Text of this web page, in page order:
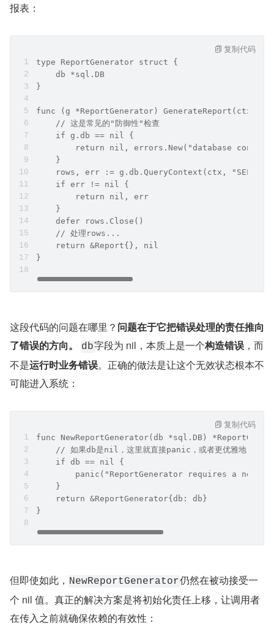
报表：
type ReportGenerator struct {
    db *sql.DB
}
func (g *ReportGenerator) GenerateReport(ctx
    // 这是常见的"防御性"检查
    if g.db == nil {
return nil, errors.New("database
    }
rows, err := g.db.QueryContext(ctx, "SELECT
    if err != nil {
        return nil, err
    }
    defer rows.Close()
    // 处理rows...
    return &Report{}, nil
}
复制代码
这段代码的问题在哪里？ 问题在于它把错误处理的责任推向
了错误的方向。
db字段为 nil，本质上是一个构造错误 ，而
不是运行时业务错误。正确的做法是让这个无效状态根本不
可能进入系统：
func NewReportGenerator(db *sql.DB)
// 如果db是nil，这里就直接panic，或者更优雅地，在更
    if db == nil {
panic("ReportGenerator requires a non-
    }
    return &ReportGenerator{db: db}
}
复制代码
但即使如此， NewReportGenerator仍然在被动接受一
个 nil 值。真正的解决方案是将初始化责任上移，让调用者
在传入之前就确保依赖的有效性：